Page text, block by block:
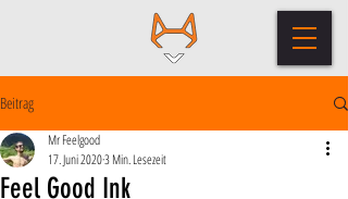
Beitrag
Feel Good Ink
Mr Feelgood
17. Juni 20203 Min. Lesezeit